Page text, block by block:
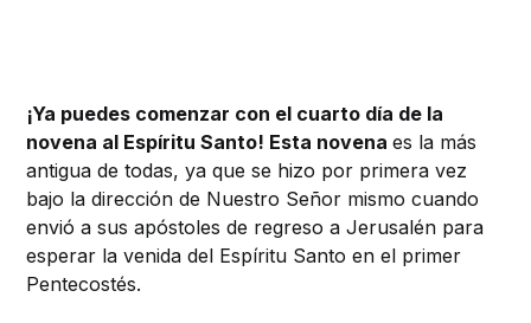
¡Ya puedes comenzar con el cuarto día de la
novena al Espíritu Santo! Esta novenaes la más
antigua de todas, ya que se hizo por primera vez
bajo la dirección de Nuestro Señor mismo cuando
envió a sus apóstoles de regreso a Jerusalén para
esperar la venida del Espíritu Santo en el primer
Pentecostés.